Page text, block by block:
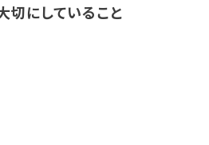
切にしていること